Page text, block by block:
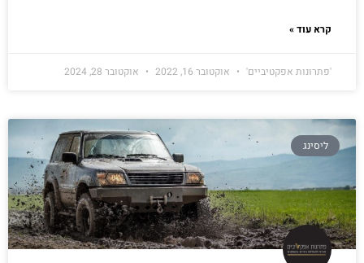
קרא עוד »
'פתרונות אפקטיביים' אוקטובר 16, 2022 אוקטובר 28, 2024
ליסינג